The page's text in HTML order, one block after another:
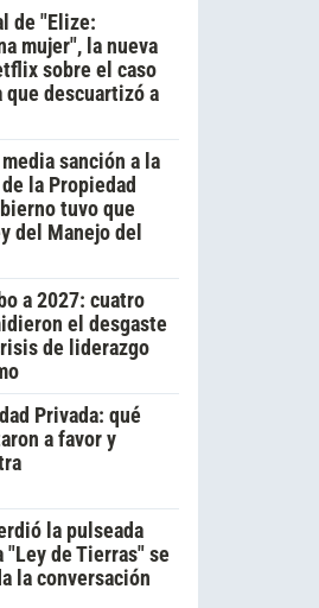
de "Elize:
mujer", la nueva
sobre el caso
que descuartizó a
sanción a la
la Propiedad
tuvo que
del Manejo del
a 2027: cuatro
el desgaste
de liderazgo
Privada: qué
a favor y
la pulseada
de Tierras" se
la conversación